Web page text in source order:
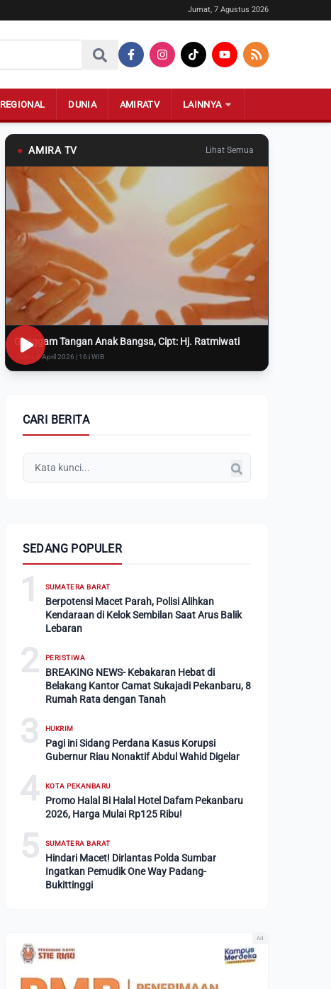
Jumat, 7 Agustus 2026
REGIONAL DUNIA AMIRATV LAINNYA
● AMIRA TV Lihat Semua
Genggam Tangan Anak Bangsa, Cipt: Hj. Ratmiwati
Rabu, 8 April 2026 | 16:i WIB
CARI BERITA
SEDANG POPULER
1 SUMATERA BARAT
Berpotensi Macet Parah, Polisi Alihkan
Kendaraan di Kelok Sembilan Saat Arus Balik
Lebaran
2 PERISTIWA
BREAKING NEWS- Kebakaran Hebat di
Belakang Kantor Camat Sukajadi Pekanbaru, 8
Rumah Rata dengan Tanah
3 HUKRIM
Pagi ini Sidang Perdana Kasus Korupsi
Gubernur Riau Nonaktif Abdul Wahid Digelar
4 KOTA PEKANBARU
Promo Halal Bi Halal Hotel Dafam Pekanbaru
2026, Harga Mulai Rp125 Ribu!
5 SUMATERA BARAT
Hindari Macet! Dirlantas Polda Sumbar
Ingatkan Pemudik One Way Padang-
Bukittinggi
Ad